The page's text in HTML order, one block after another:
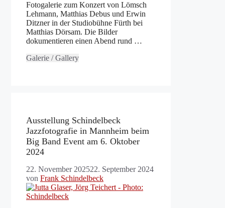
Fotogalerie zum Konzert von Lömsch
Lehmann, Matthias Debus und Erwin
Ditzner in der Studiobühne Fürth bei
Matthias Dörsam. Die Bilder
dokumentieren einen Abend rund …
Galerie / Gallery
Ausstellung Schindelbeck
Jazzfotografie in Mannheim beim
Big Band Event am 6. Oktober
2024
22. November 202522. September 2024
von Frank Schindelbeck